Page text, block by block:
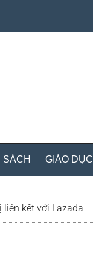
SÁCH GIÁO DỤC
kết với Lazada